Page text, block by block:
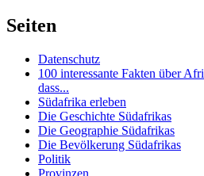
Seiten
Datenschutz
100 interessante Fakten über
dass...
Südafrika erleben
Die Geschichte Südafrikas
Die Geographie Südafrikas
Die Bevölkerung Südafrikas
Politik
Provinzen